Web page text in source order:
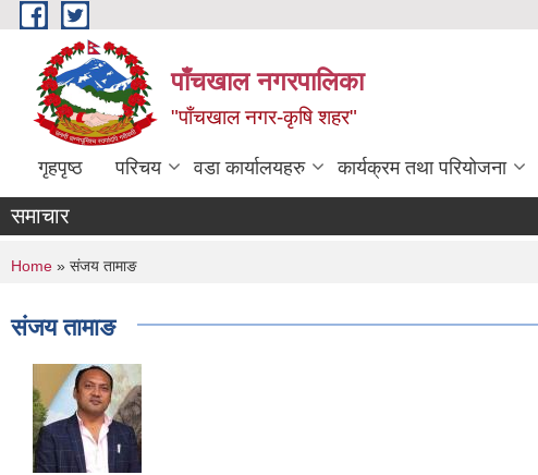
Skip to main content
पाँचखाल नगरपालिका
"पाँचखाल नगर-कृषि शहर"
गृहपृष्ठ परिचय वडा कार्यालयहरु कार्यक्रम तथा परियोजना
समाचार
You are here
Home » संजय तामाङ
संजय तामाङ